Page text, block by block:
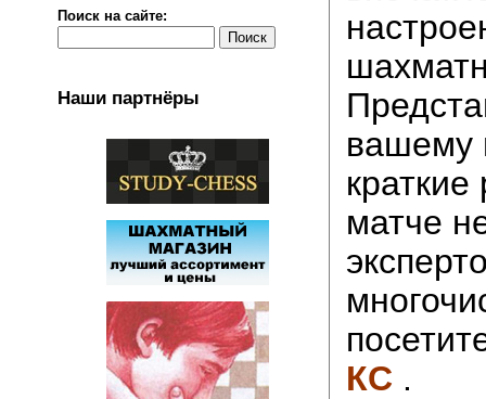
Поиск на сайте:
Наши партнёры
вашему
матче
КС .